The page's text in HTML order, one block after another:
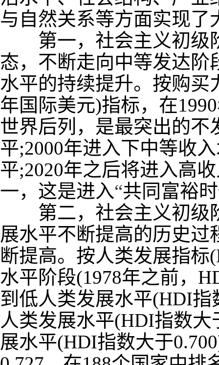
与自然关系等方面实现了
第一，社会主义初级
态，不断走向中等发达
水平的持续提升。按购买
年国际美元)指标，在1990
世界后列，是最突出的不
平;2000年进入下中等收
平;2020年之后将进入高
一，这是进入“共同富裕
第二，社会主义初级
展水平不断提高的历史
断提高。按人类发展指标
水平阶段(1978年之前，
到低人类发展水平(HDI指
人类发展水平(HDI指数大
展水平(HDI指数大于